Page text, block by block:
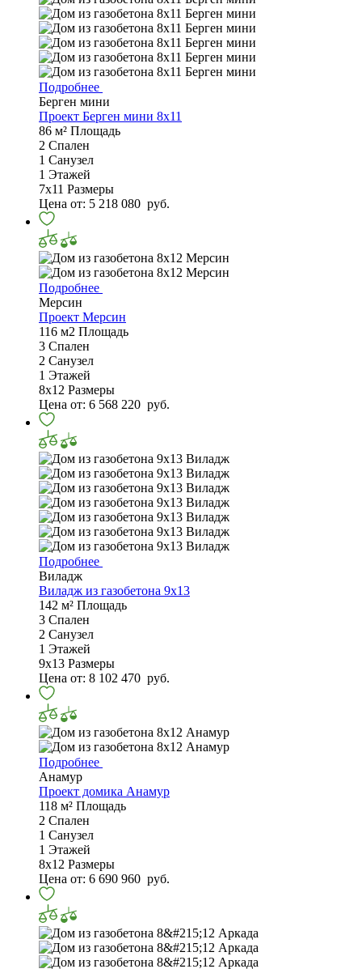
Подробнее
Берген мини
Проект Берген мини 8х11
86 м² Площадь
2 Спален
1 Санузел
1 Этажей
7х11 Размеры
Цена от: 5 218 080 руб.
Подробнее
Мерсин
Проект Мерсин
116 м2 Площадь
3 Спален
2 Санузел
1 Этажей
8х12 Размеры
Цена от: 6 568 220 руб.
Подробнее
Виладж
Виладж из газобетона 9х13
142 м² Площадь
3 Спален
2 Санузел
1 Этажей
9х13 Размеры
Цена от: 8 102 470 руб.
Подробнее
Анамур
Проект домика Анамур
118 м² Площадь
2 Спален
1 Санузел
1 Этажей
8х12 Размеры
Цена от: 6 690 960 руб.